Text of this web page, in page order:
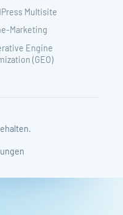
Multisite
Marketing
Engine
(GEO)